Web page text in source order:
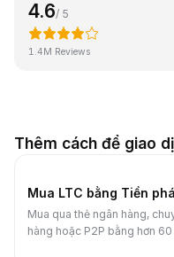
4.6/ 5
1.4M Reviews
Thêm cách để giao
Mua LTC bằng Tiền
Mua qua thẻ ngân hàng,
hàng hoặc P2P bằng hơn